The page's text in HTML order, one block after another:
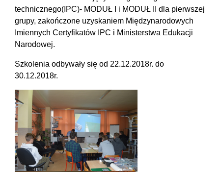
technicznego(IPC)- MODUŁ I i MODUŁ II dla pierwszej
grupy, zakończone uzyskaniem Międzynarodowych
Imiennych Certyfikatów IPC i Ministerstwa Edukacji
Narodowej.
Szkolenia odbywały się od 22.12.2018r. do
30.12.2018r.